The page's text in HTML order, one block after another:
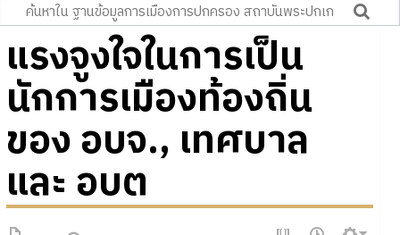
แรงจูงใจในการเป็น
นักการเมืองท้องถิ่น
ของ อบจ., เทศบาล
และ อบต